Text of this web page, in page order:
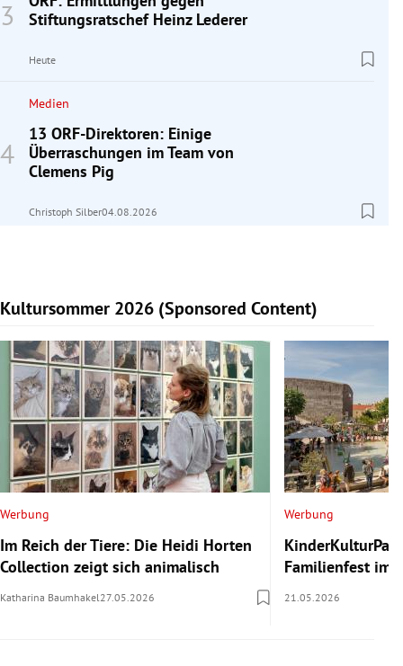
Stiftungsratschef Heinz Lederer
Heute
Medien
13 ORF-Direktoren: Einige
Überraschungen im Team von
Clemens Pig
Christoph Silber04.08.2026
Kultursommer 2026 (Sponsored Content)
Slide 1 von 10
Werbung
Im Reich der Tiere: Die Heidi Horten
Collection zeigt sich animalisch
Katharina Baumhakel27.05.2026
Werbung
Familienfest im
21.05.2026